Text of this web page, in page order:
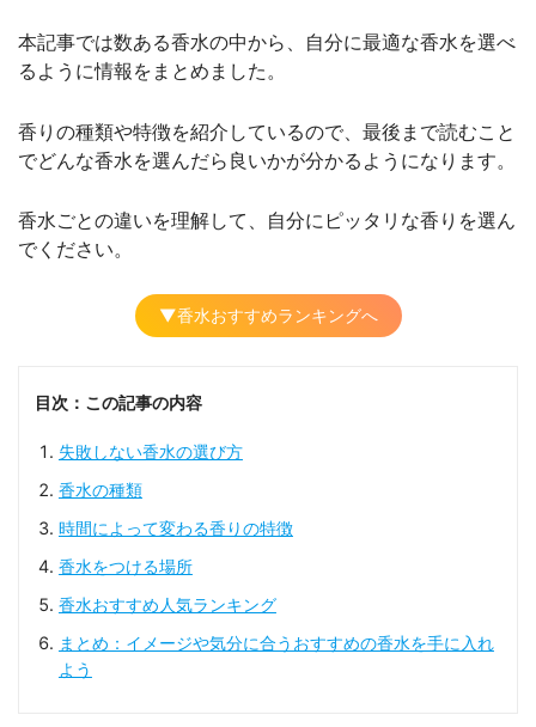
本記事では数ある香水の中から、自分に最適な香水を選べ
るように情報をまとめました。
香りの種類や特徴を紹介しているので、最後まで読むこと
でどんな香水を選んだら良いかが分かるようになります。
香水ごとの違いを理解して、自分にピッタリな香りを選ん
でください。
▼香水おすすめランキングへ
目次：この記事の内容
失敗しない香水の選び方
香水の種類
時間によって変わる香りの特徴
香水をつける場所
香水おすすめ人気ランキング
まとめ：イメージや気分に合うおすすめの香水を手に入れ
よう